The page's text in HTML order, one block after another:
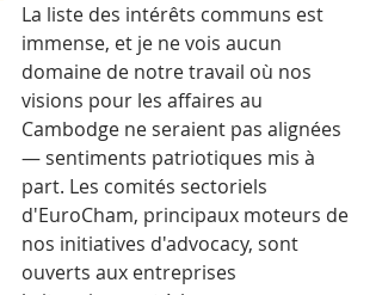
La liste des intérêts communs est
immense, et je ne vois aucun
domaine de notre travail où nos
visions pour les affaires au
Cambodge ne seraient pas alignées
— sentiments patriotiques mis à
part. Les comités sectoriels
d'EuroCham, principaux moteurs de
nos initiatives d'advocacy, sont
ouverts aux entreprises